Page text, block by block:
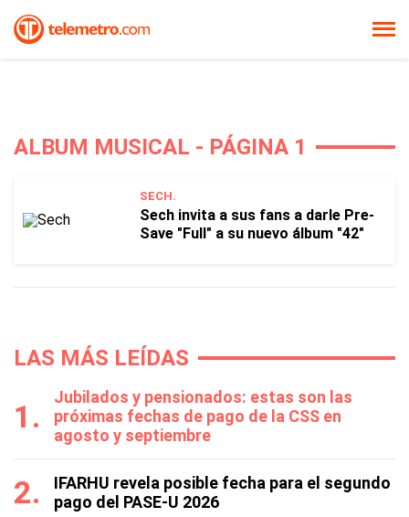
ALBUM MUSICAL - PÁGINA 1
SECH.
Sech invita a sus fans a darle Pre-
Save "Full" a su nuevo álbum "42"
LAS MÁS LEÍDAS
Jubilados y pensionados: estas son las
próximas fechas de pago de la CSS en
agosto y septiembre
IFARHU revela posible fecha para el segundo
pago del PASE-U 2026